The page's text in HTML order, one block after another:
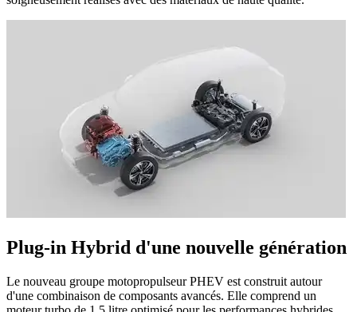
Plug-in Hybrid d'une nouvelle génération
Le nouveau groupe motopropulseur PHEV est construit autour
d'une combinaison de composants avancés. Elle comprend un